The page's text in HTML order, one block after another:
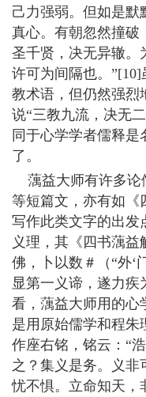
己力强弱。但如是默
真心。有朝忽然撞破
圣千贤，决无异辙。
许可为间隔也。
教术语，但仍然强烈
说“三教九流，决无
同于心学学者儒释
了。
蕅益大师有许多论
等短篇文，亦有如《
写作此类文字的出发
义理，其《四书蕅益
佛，卜以数＃（“外‘
显第一义谛，遂力
看，蕅益大师用的心
是用原始儒学和程朱
作座右铭，铭云：“
之？集义是务。义非
忧不惧。立命知天，